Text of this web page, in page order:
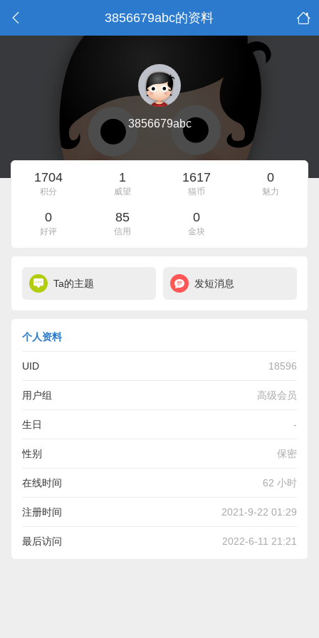
3856679abc的资料
3856679abc
1704
积分
1
威望
1617
猫币
0
魅力
0
好评
85
信用
0
金块
Ta的主题 发短消息
个人资料
UID 18596
用户组 高级会员
生日 -
性别 保密
在线时间 62 小时
注册时间 2021-9-22 01:29
最后访问 2022-6-11 21:21